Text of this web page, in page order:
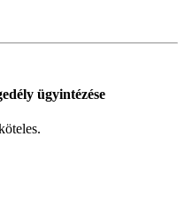
ügyintézése